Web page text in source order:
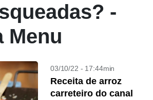
-
Menu
03/10/22 - 17:44min
Receita de arroz
carreteiro do canal